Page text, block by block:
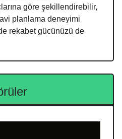
göre şekillendirebilir,
planlama deneyimi
rekabet gücünüzü de